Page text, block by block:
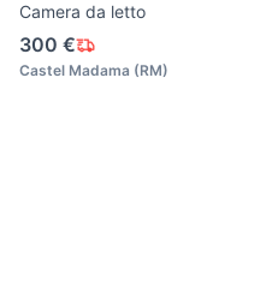
Camera da letto
300 €
Castel Madama (RM)